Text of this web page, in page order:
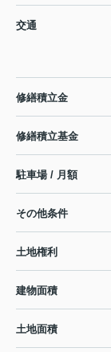
交通
修繕積立金
修繕積立基金
駐車場 / 月額
その他条件
土地権利
建物面積
土地面積